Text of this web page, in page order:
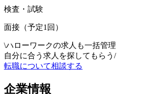
検査・試験
面接（予定1回）
\ハローワークの求人も一括管理
自分に合う求人を探してもらう /
転職について相談する
企業情報